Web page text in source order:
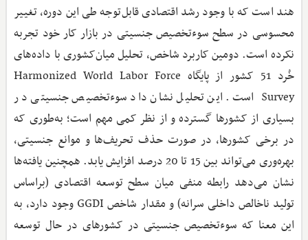
هند است که با وجود رشد اقتصادی قابل‌توجه طی این دوره، تغییر
محسوسی در سطح سوء‌تخصیص جنسیتی در بازار کار خود تجربه
نکرده است. دومین کاربرد شاخص، تحلیل میان‌کشوری با داده‌های
خُرد 51 کشور از پایگاه Harmonized World Labor Force
Survey است. این تحلیل نشان داد سوء‌تخصیص جنسیتی در
بسیاری از کشورها گسترده و از نظر کمی مهم است؛ به‌طوری که
در برخی کشورها، در صورت حذف تحریف‌ها و موانع جنسیتی،
بهره‌وری می‌تواند بین 15 تا 20 درصد افزایش یابد. همچنین یافته‌ها
نشان می‌دهد رابطه منفی میان سطح توسعه اقتصادی (براساس
تولید ناخالص داخلی سرانه) و مقدار شاخص GGDI وجود دارد، به
این معنا که سوء‌تخصیص جنسیتی در کشورهای در حال توسعه